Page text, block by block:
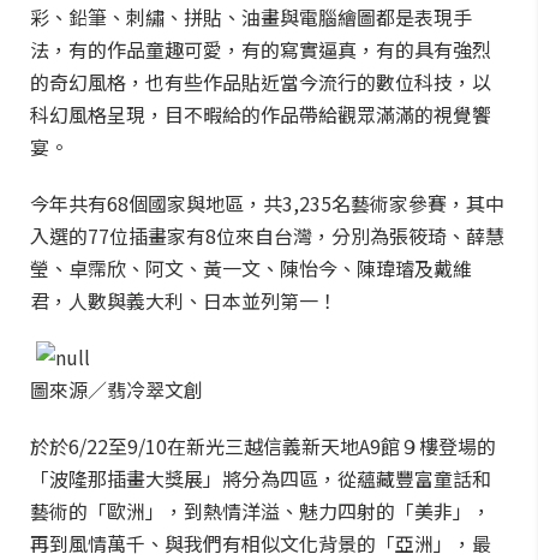
彩、鉛筆、刺繡、拼貼、油畫與電腦繪圖都是表現手
法，有的作品童趣可愛，有的寫實逼真，有的具有強烈
的奇幻風格，也有些作品貼近當今流行的數位科技，以
科幻風格呈現，目不暇給的作品帶給觀眾滿滿的視覺饗
宴。
今年共有68個國家與地區，共3,235名藝術家參賽，其中
入選的77位插畫家有8位來自台灣，分別為張筱琦、薛慧
瑩、卓霈欣、阿文、黃一文、陳怡今、陳瑋璿及戴維
君，人數與義大利、日本並列第一！
圖來源／翡冷翠文創
於於6/22至9/10在新光三越信義新天地A9館９樓登場的
「波隆那插畫大獎展」將分為四區，從蘊藏豐富童話和
藝術的「歐洲」，到熱情洋溢、魅力四射的「美非」，
再到風情萬千、與我們有相似文化背景的「亞洲」，最